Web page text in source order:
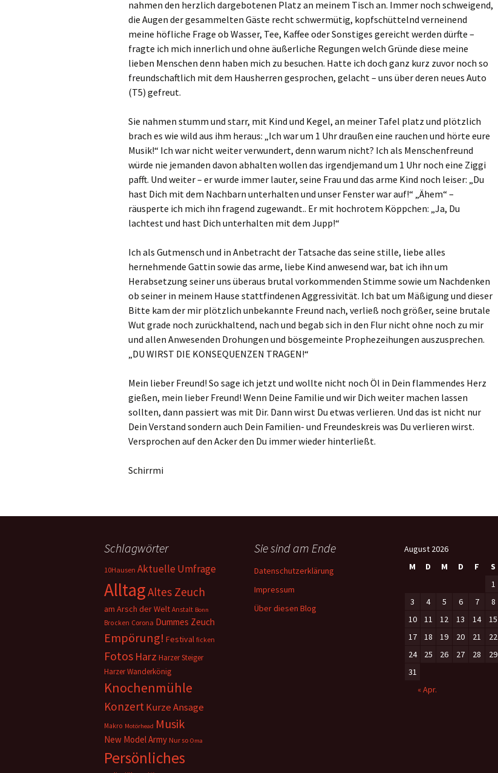
nahmen den herzlich dargebotenen Platz an meinem Tisch an. Immer noch schweigend,
die Augen der gesammelten Gäste recht schwermütig, kopfschüttelnd verneinend
meine höfliche Frage ob Wasser, Tee, Kaffee oder Sonstiges gereicht werden dürfte –
fragte ich mich innerlich und ohne äußerliche Regungen welch Gründe diese meine
lieben Menschen denn haben mich zu besuchen. Hatte ich doch ganz kurz zuvor noch so
freundschaftlich mit dem Hausherren gesprochen, gelacht – uns über deren neues Auto
(T5) gefreut.
Sie nahmen stumm und starr, mit Kind und Kegel, an meiner Tafel platz und plötzlich
brach es wie wild aus ihm heraus: „Ich war um 1 Uhr draußen eine rauchen und hörte eure
Musik!“ Ich war nicht weiter verwundert, denn warum nicht? Ich als Menschenfreund
würde nie jemanden davon abhalten wollen das irgendjemand um 1 Uhr noch eine Ziggi
pafft. Und weiter – er wurde immer lauter, seine Frau und das arme Kind noch leiser: „Du
hast Dich mit dem Nachbarn unterhalten und unser Fenster war auf!“ „Ähem“ –
räusperte ich mich ihn fragend zugewandt.. Er mit hochrotem Köppchen: „Ja, Du
lachtest und hast Dich unterhalten mit dem Jupp!“
Ich als Gutmensch und in Anbetracht der Tatsache das seine stille, liebe alles
hernehmende Gattin sowie das arme, liebe Kind anwesend war, bat ich ihn um
Herabsetzung seiner uns überaus brutal vorkommenden Stimme sowie um Nachdenken
ob seiner in meinem Hause stattfindenen Aggressivität. Ich bat um Mäßigung und dieser
Bitte kam der mir plötzlich unbekannte Freund nach, verließ noch größer, seine brutale
Wut grade noch zurückhaltend, nach und begab sich in den Flur nicht ohne noch zu mir
und allen Anwesenden Drohungen und bösgemeinte Prophezeihungen auszusprechen.
„DU WIRST DIE KONSEQUENZEN TRAGEN!“
Mein lieber Freund! So sage ich jetzt und wollte nicht noch Öl in Dein flammendes Herz
gießen, mein lieber Freund! Wenn Deine Familie und wir Dich weiter machen lassen
sollten, dann passiert was mit Dir. Dann wirst Du etwas verlieren. Und das ist nicht nur
Dein Verstand sondern auch Dein Familien- und Freundeskreis was Du verlieren wirst.
Versprochen auf den Acker den Du immer wieder hinterließt.
Schirrmi
Schlagwörter
10Hausen Aktuelle Umfrage
AlltagAltes Zeuch
am Arsch der Welt Anstalt Bonn
Brocken Corona Dummes Zeuch
Empörung! Festival ficken
Fotos Harz Harzer Steiger
Harzer Wanderkönig
Knochenmühle
KonzertKurze Ansage
Makro Motörhead Musik
New Model Army Nur so Oma
Persönliches
Sie sind am Ende
Datenschutzerklärung
Impressum
Über diesen Blog
August 2026
M
D M D F S
1
3
4 5 6 7 8
10
11 12 13 14 15
17
18 19 20 21 22
24
25 26 27 28 29
31
« Apr.